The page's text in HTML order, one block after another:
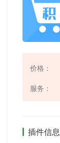
价格：
服务：
插件信息